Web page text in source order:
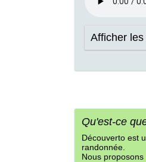
Afficher
Qu'est-ce
Découverto est
randonnée.
Nous